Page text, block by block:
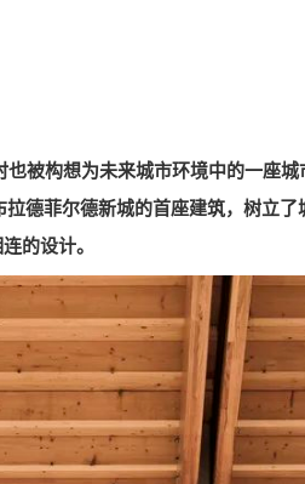
也被构想为未来城市环境中的一
德菲尔德新城的首座建筑，树立
的设计。